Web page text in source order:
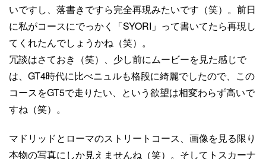
いですし、落書きですら完全再現みたいです（笑）。前日
に私がコースにでっかく「SYORI」って書いてたら再現し
てくれたんでしょうかね（笑）。
冗談はさておき（笑）、少し前にムービーを見た感じで
は、GT4時代に比べニュルも格段に綺麗でしたので、この
コースをGT5で走りたい、という欲望は相変わらず高いで
すね（笑）。
マドリッドとローマのストリートコース、画像を見る限り
本物の写真にしか見えませんね（笑）。そしてトスカーナ